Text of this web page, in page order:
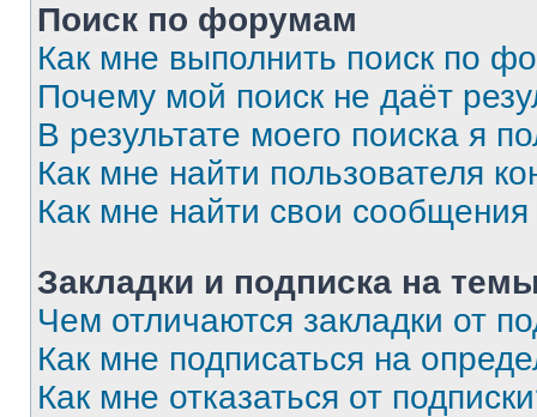
Поиск по форумам
Как мне выполнить поиск по
Почему мой поиск не даёт
В результате моего поиска я
Как мне найти пользователя
Как мне найти свои
Закладки и подписка на
Чем отличаются закладки от
Как мне подписаться на
Как мне отказаться от